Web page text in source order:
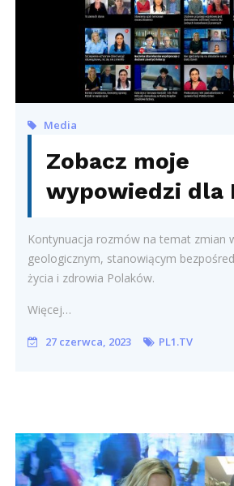
Media
Zobacz moje
wypowiedzi dla
Kontynuacja rozmów na temat zmian
geologicznym, stanowiącym
życia i zdrowia Polaków.
Więcej…
27 czerwca, 2023 PL1.TV